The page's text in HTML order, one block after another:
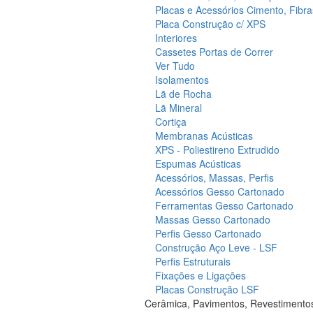
Placas e Acessórios Cimento,
Placa Construção c/ XPS
Interiores
Cassetes Portas de Correr
Ver Tudo
Isolamentos
Lã de Rocha
Lã Mineral
Cortiça
Membranas Acústicas
XPS - Poliestireno Extrudido
Espumas Acústicas
Acessórios, Massas, Perfis
Acessórios Gesso Cartonado
Ferramentas Gesso Cartonado
Massas Gesso Cartonado
Perfis Gesso Cartonado
Construção Aço Leve - LSF
Perfis Estruturais
Fixações e Ligações
Placas Construção LSF
Cerâmica, Pavimentos,